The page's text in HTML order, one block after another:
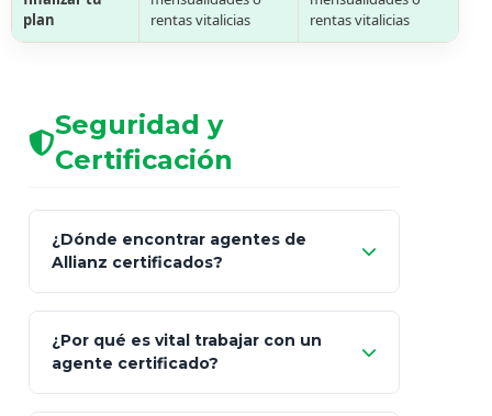
plan
rentas vitalicias
rentas vitalicias
Seguridad y
Certificación
¿Dónde encontrar agentes de
Allianz certificados?
Seguros y Fianzas (CNSF)
netWorth
¿Por qué es vital trabajar con un
agente certificado?